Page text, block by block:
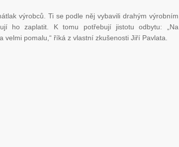
výrobců. Ti se podle něj vybavili drahým výrobním
ho zaplatit. K tomu potřebují jistotu odbytu: „Na
velmi pomalu,“ říká z vlastní zkušenosti Jiří Pavlata.